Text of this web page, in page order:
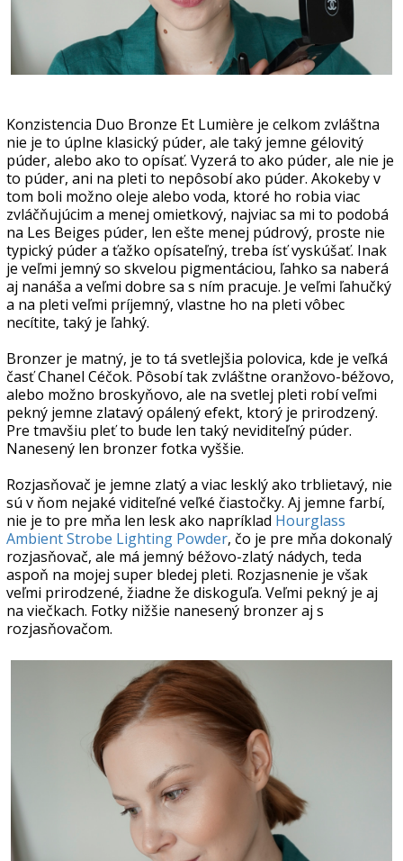
Konzistencia Duo Bronze Et Lumière je celkom zvláštna
nie je to úplne klasický púder, ale taký jemne gélovitý
púder, alebo ako to opísať. Vyzerá to ako púder, ale nie je
to púder, ani na pleti to nepôsobí ako púder. Akokeby v
tom boli možno oleje alebo voda, ktoré ho robia viac
zvláčňujúcim a menej omietkový, najviac sa mi to podobá
na Les Beiges púder, len ešte menej púdrový, proste nie
typický púder a ťažko opísateľný, treba ísť vyskúšať. Inak
je veľmi jemný so skvelou pigmentáciou, ľahko sa naberá
aj nanáša a veľmi dobre sa s ním pracuje. Je veľmi ľahučký
a na pleti veľmi príjemný, vlastne ho na pleti vôbec
necítite, taký je ľahký.
Bronzer je matný, je to tá svetlejšia polovica, kde je veľká
časť Chanel Céčok. Pôsobí tak zvláštne oranžovo-béžovo,
alebo možno broskyňovo, ale na svetlej pleti robí veľmi
pekný jemne zlatavý opálený efekt, ktorý je prirodzený.
Pre tmavšiu pleť to bude len taký neviditeľný púder.
Nanesený len bronzer fotka vyššie.
Rozjasňovač je jemne zlatý a viac lesklý ako trblietavý, nie
sú v ňom nejaké viditeľné veľké čiastočky. Aj jemne farbí,
nie je to pre mňa len lesk ako napríklad Hourglass
Ambient Strobe Lighting Powder, čo je pre mňa dokonalý
rozjasňovač, ale má jemný béžovo-zlatý nádych, teda
aspoň na mojej super bledej pleti. Rozjasnenie je však
veľmi prirodzené, žiadne že diskoguľa. Veľmi pekný je aj
na viečkach. Fotky nižšie nanesený bronzer aj s
rozjasňovačom.